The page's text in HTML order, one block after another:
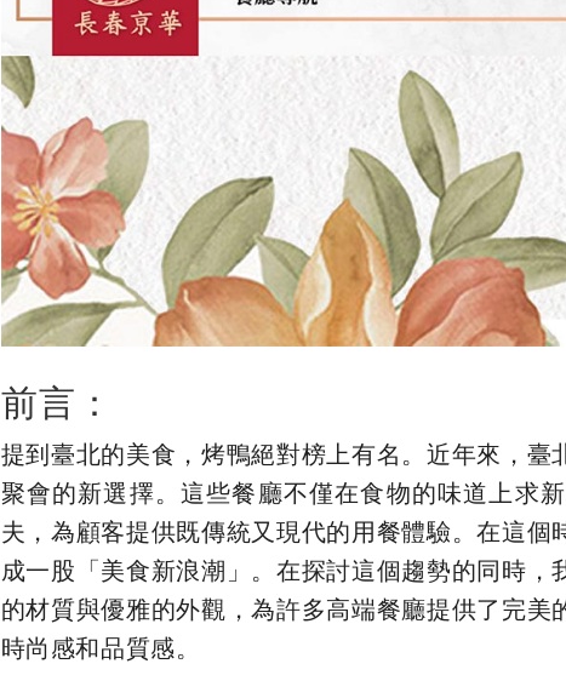
前言：
提到臺北的美食，烤鴨絕對榜上有名。近年來，臺
聚會的新選擇。這些餐廳不僅在食物的味道上求
夫，為顧客提供既傳統又現代的用餐體驗。在這
成一股「美食新浪潮」。在探討這個趨勢的同時
的材質與優雅的外觀，為許多高端餐廳提供了完
時尚感和品質感。